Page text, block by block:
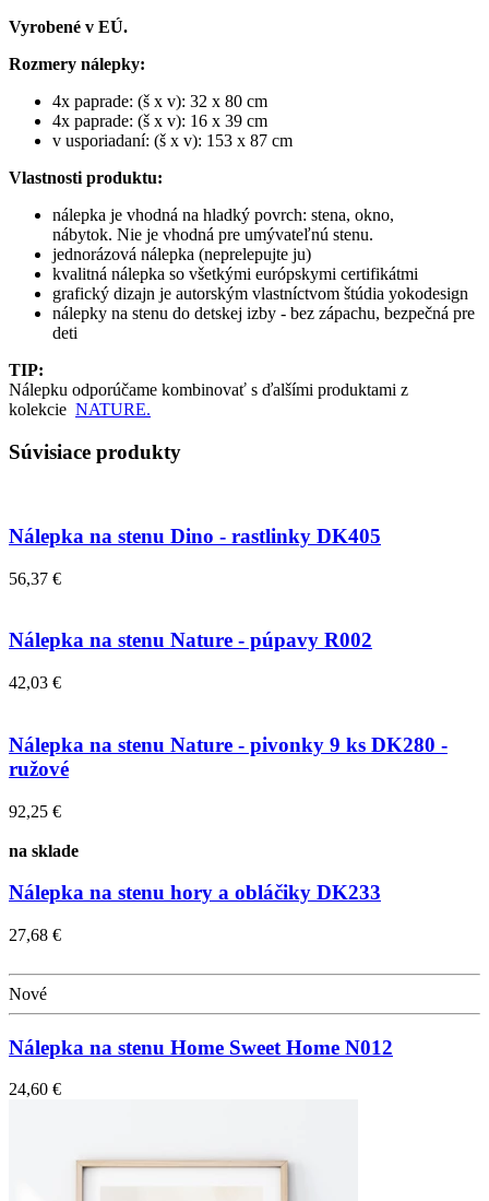
Vyrobené v EÚ.
Rozmery nálepky:
4x paprade: (š x v): 32 x 80 cm
4x paprade: (š x v): 16 x 39 cm
v usporiadaní: (š x v): 153 x 87 cm
Vlastnosti produktu:
nálepka je vhodná na hladký povrch: stena, okno,
nábytok. Nie je vhodná pre umývateľnú stenu.
jednorázová nálepka (neprelepujte ju)
kvalitná nálepka so všetkými európskymi certifikátmi
grafický dizajn je autorským vlastníctvom štúdia yokodesign
nálepky na stenu do detskej izby - bez zápachu, bezpečná pre
deti
TIP:
Nálepku odporúčame kombinovať s ďalšími produktami z
kolekcie NATURE.
Súvisiace produkty
Nálepka na stenu Dino - rastlinky DK405
56,37 €
Nálepka na stenu Nature - púpavy R002
42,03 €
Nálepka na stenu Nature - pivonky 9 ks DK280 -
ružové
92,25 €
na sklade
Nálepka na stenu hory a obláčiky DK233
27,68 €
Nové
Nálepka na stenu Home Sweet Home N012
24,60 €